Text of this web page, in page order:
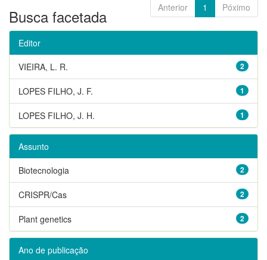
Anterior 1 Póximo
Busca facetada
Editor
2
VIEIRA, L. R.
1
LOPES FILHO, J. F.
1
LOPES FILHO, J. H.
Assunto
2
Biotecnologia
2
CRISPR/Cas
2
Plant genetics
Ano de publicação